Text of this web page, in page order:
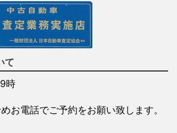
て
時
お電話でご予約をお願い致します。